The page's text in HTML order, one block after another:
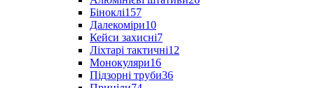
Біноклі157
Далекоміри10
Кейси захисні7
Ліхтарі тактичні12
Монокуляри16
Підзорні труби36